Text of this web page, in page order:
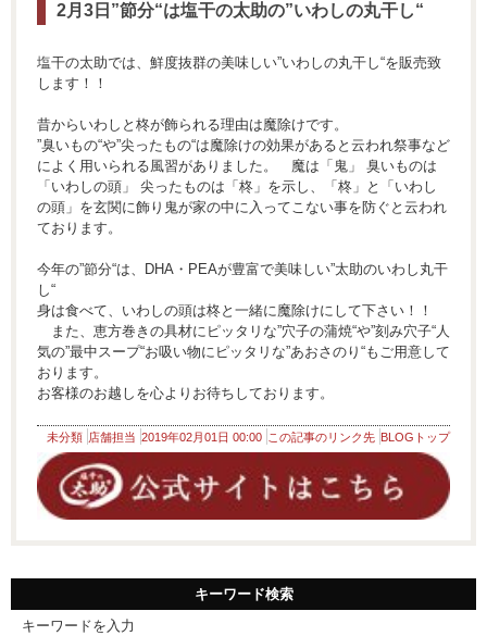
2月3日”節分“は塩干の太助の”いわしの丸干し“
塩干の太助では、鮮度抜群の美味しい”いわしの丸干し“を販売致
します！！
昔からいわしと柊が飾られる理由は魔除けです。
”臭いもの“や”尖ったもの“は魔除けの効果があると云われ祭事など
によく用いられる風習がありました。 魔は「鬼」 臭いものは
「いわしの頭」 尖ったものは「柊」を示し、「柊」と「いわし
の頭」を玄関に飾り鬼が家の中に入ってこない事を防ぐと云われ
ております。
今年の”節分“は、DHA・PEAが豊富で美味しい”太助のいわし丸干
し“
身は食べて、いわしの頭は柊と一緒に魔除けにして下さい！！
また、恵方巻きの具材にピッタリな”穴子の蒲焼“や”刻み穴子“人
気の”最中スープ“お吸い物にピッタリな”あおさのり“もご用意して
おります。
お客様のお越しを心よりお待ちしております。
未分類 店舗担当 2019年02月01日 00:00 この記事のリンク先 BLOGトップ
キーワード検索
キーワードを入力